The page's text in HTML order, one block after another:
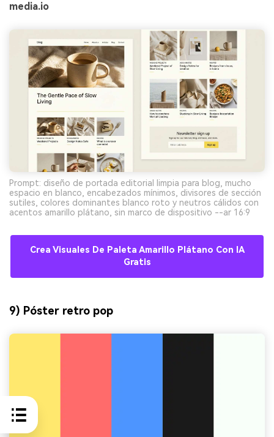
media.io
Prompt: diseño de portada editorial limpia para blog, mucho
espacio en blanco, encabezados mínimos, divisores de sección
sutiles, colores dominantes blanco roto y neutros cálidos con
acentos amarillo plátano, sin marco de dispositivo --ar 16:9
Crea Visuales De Paleta Amarillo Plátano Con IA
Gratis
9) Póster retro pop